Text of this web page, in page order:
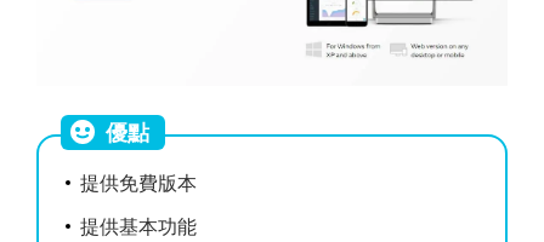
優點
提供免費版本
提供基本功能